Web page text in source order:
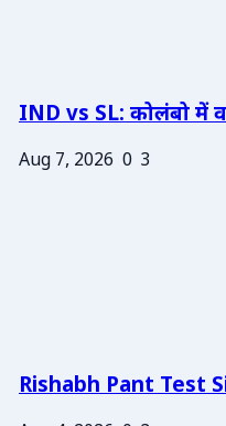
IND vs SL: कोलंबो में
Aug 7, 2026 0 3
Rishabh Pant Test